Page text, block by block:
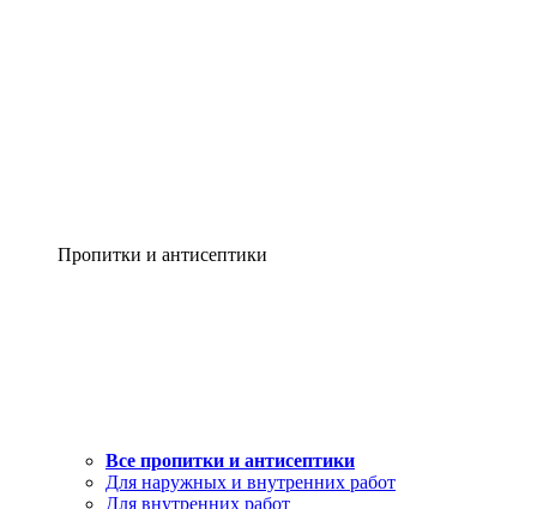
Пропитки и антисептики
Все пропитки и антисептики
Для наружных и внутренних работ
Для внутренних работ